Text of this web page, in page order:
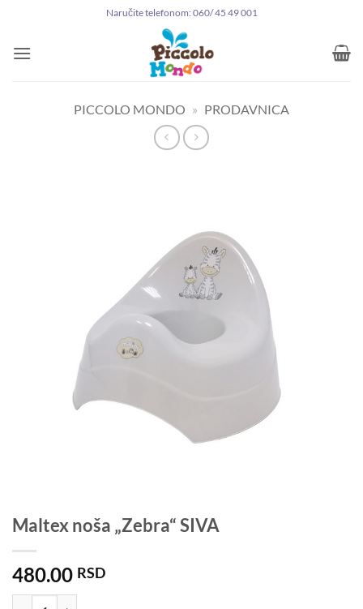
sadržaj
Naručite telefonom: 060/ 45 49 001
PICCOLO MONDO » PRODAVNICA
Maltex noša „Zebra“ SIVA
480.00 RSD